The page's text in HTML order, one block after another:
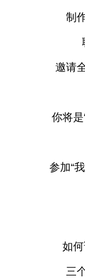
制
邀请
你将
参加“
如
三